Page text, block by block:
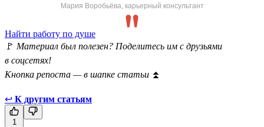
Мария Воробьёва, карьерный консультант
Найти работу по душе
🚩 Материал был полезен? Поделитесь им с друзьями
в соцсетях!
Кнопка репоста — в шапке статьи ⏫
↩ К другим статьям
1